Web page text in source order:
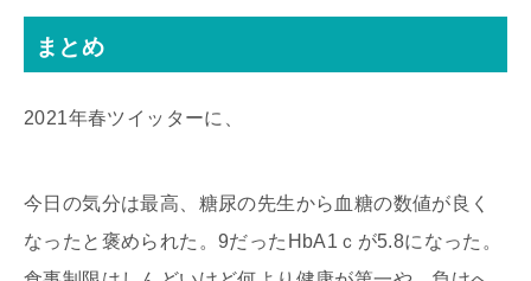
まとめ
2021年春ツイッターに、
今日の気分は最高、糖尿の先生から血糖の数値が良く
なったと褒められた。9だったHbA1ｃが5.8になった。